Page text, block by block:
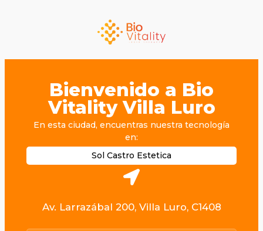
Bienvenido a Bio
Vitality Villa Luro
En esta ciudad, encuentras nuestra tecnología
en:
Sol Castro Estetica
Av. Larrazábal 200, Villa Luro, C1408